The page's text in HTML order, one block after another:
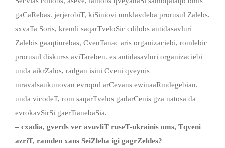
gaCaRebas. jerjerobiT, kiSiniovi umklavdeba prorusul Zalebs.
sxvaTa Soris, kremli saqarTveloSic cdilobs antidasavluri
Zalebis gaaqtiurebas, CvenTanac aris organizaciebi, romlebic
prorusul diskurss aviTareben. es antidasavluri organizaciebi
unda aikrZalos, radgan isini Cveni qveynis
mravalsaukunovan evropul arCevans ewinaaRmdegebian.
unda vicodeT, rom saqarTvelos gadarCenis gza natosa da
evrokavSirSi gaerTianebaSia.
– cxadia, gverds ver avuvliT ruseT-ukrainis oms, Tqveni
azriT, ramden xans SeiZleba igi gagrZeldes?